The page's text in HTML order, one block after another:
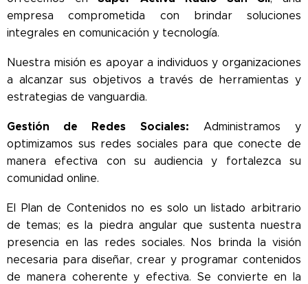
empresa comprometida con brindar soluciones
integrales en comunicación y tecnología.
Nuestra misión es apoyar a individuos y organizaciones
a alcanzar sus objetivos a través de herramientas y
estrategias de vanguardia.
Gestión de Redes Sociales: Administramos y
optimizamos sus redes sociales para que conecte de
manera efectiva con su audiencia y fortalezca su
comunidad online.
El Plan de Contenidos no es solo un listado arbitrario
de temas; es la piedra angular que sustenta nuestra
presencia en las redes sociales. Nos brinda la visión
necesaria para diseñar, crear y programar contenidos
de manera coherente y efectiva. Se convierte en la